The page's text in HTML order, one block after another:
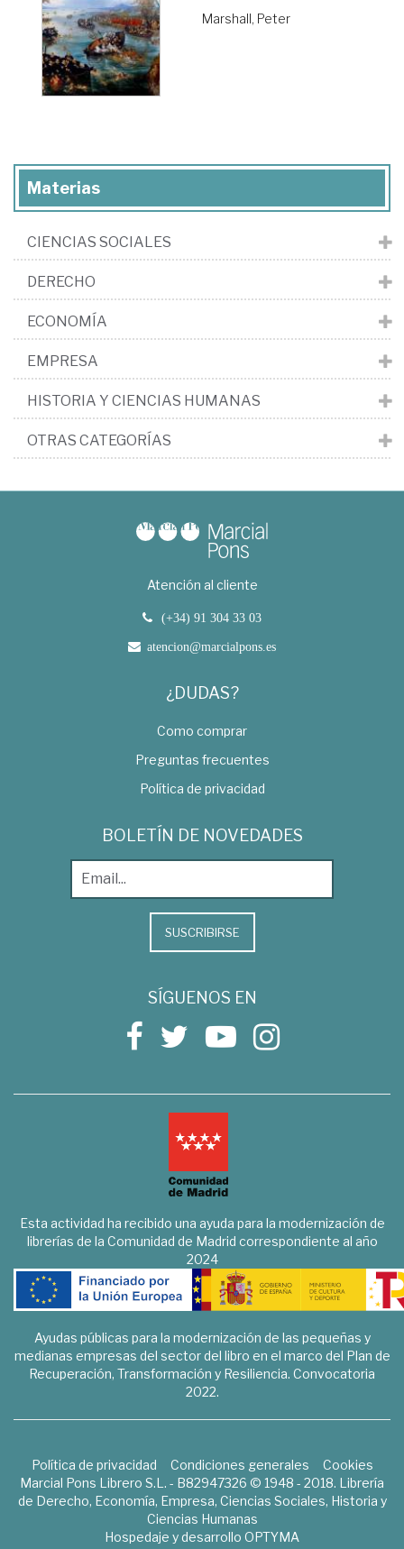
Marshall, Peter
Materias
CIENCIAS SOCIALES
DERECHO
ECONOMÍA
EMPRESA
HISTORIA Y CIENCIAS HUMANAS
OTRAS CATEGORÍAS
Atención al cliente
(+34) 91 304 33 03
atencion@marcialpons.es
¿DUDAS?
Como comprar
Preguntas frecuentes
Política de privacidad
BOLETÍN DE NOVEDADES
SUSCRIBIRSE
SÍGUENOS EN
Esta actividad ha recibido una ayuda para la modernización de
librerías de la Comunidad de Madrid correspondiente al año
2024
Ayudas públicas para la modernización de las pequeñas y
medianas empresas del sector del libro en el marco del Plan de
Recuperación, Transformación y Resiliencia. Convocatoria
2022.
Política de privacidad Condiciones generales
Cookies
Marcial Pons Librero S.L. - B82947326 © 1948 - 2018. Librería
de Derecho, Economía, Empresa, Ciencias Sociales, Historia y
Ciencias Humanas
Hospedaje y desarrollo OPTYMA